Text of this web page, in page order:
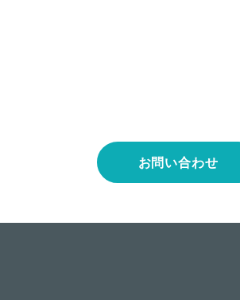
お問い合わせ